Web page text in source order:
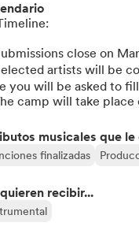
close on
artists will be
you will be asked to
camp will take
musicales que le
finalizadas
recibir...